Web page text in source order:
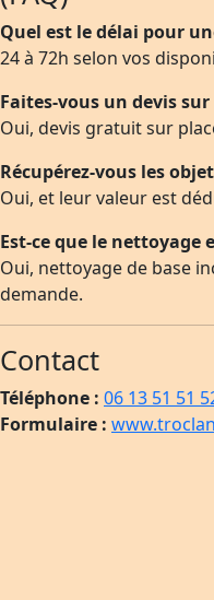
Quel est le délai pour
24 à 72h selon vos
Faites-vous un devis sur
Oui, devis gratuit sur
Récupérez-vous les
Oui, et leur valeur est
Est-ce que le nettoyage
Oui, nettoyage de base
demande.
Contact
Téléphone : 06 13 51 51
Formulaire :